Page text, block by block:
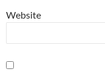
Website